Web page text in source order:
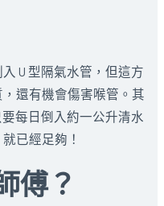
U 型隔氣水管，但這方
還有機會傷害喉管。其
每日倒入約一公升清水
已經足夠！
傅？